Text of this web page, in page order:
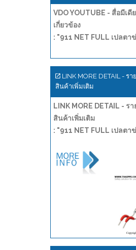
VDO YOUTUBE - สื่อมีเดี
เกี่ยวข้อง
: "911 NET FULL เปลตา
LINK MORE DETAIL - รา
สินค้าเพิ่มเติม
LINK MORE DETAIL - ร
สินค้าเพิ่มเติม
: "911 NET FULL เปลตา